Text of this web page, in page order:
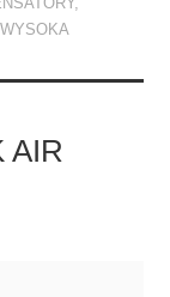
,
WYSOKA
AIR